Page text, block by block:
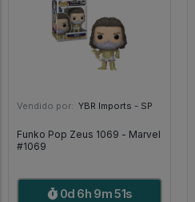
Vendido por: YBR Imports - SP
Funko Pop Zeus 1069 - Marvel
#1069
0d 6h 9m 50s